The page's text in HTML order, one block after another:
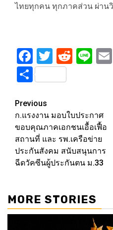
ไทยทุกคน ทุกภาคส่วน ผ่าน
Facebook
Twitter
Reddit
Share
Post
navigation
Previous
ก.แรงงาน มอบใบประกาศ
ขอบคุณภาคเอกชนเอื้อเฟื้อ
สถานที่ และ รพ.เครือข่าย
ประกันสังคม สนับสนุนการ
ฉีดวัคซีนผู้ประกันตน ม.33
MORE STORIES